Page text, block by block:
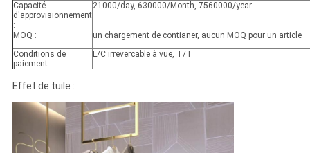
Capacité
d'approvisionnement
:
21000/day, 630000/Month, 7560000/year
MOQ :
un chargement de contianer, aucun MOQ pour un article
Conditions de
paiement :
L/C irrevercable à vue, T/T
Effet de tuile :